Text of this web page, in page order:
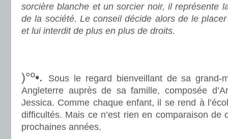
sorcière blanche et un sorcier noir, il représente
de la société. Le conseil décide alors de le
et lui interdit de plus en plus de droits.
)°º•.
Sous le regard bienveillant de sa grand-
Angleterre auprès de sa famille, composée
Jessica. Comme chaque enfant, il se rend à
difficultés. Mais ce n’est rien en comparaison de
prochaines années.